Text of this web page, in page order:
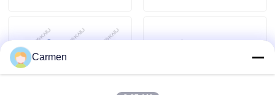
बोली मांगें
Carmen